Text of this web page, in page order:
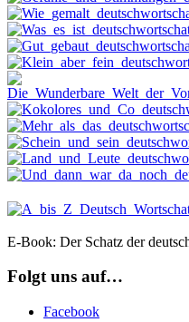
E-Book: Der Schatz der
Folgt uns auf…
Facebook